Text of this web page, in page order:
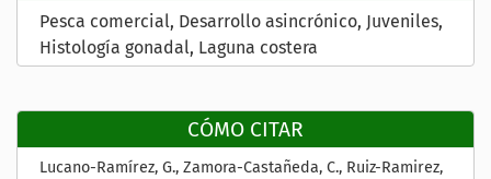
Pesca comercial Desarrollo asincrónico Juveniles
Histología gonadal Laguna costera
CÓMO CITAR
Lucano-Ramírez, G., Zamora-Castañeda, C., Ruiz-Ramirez,